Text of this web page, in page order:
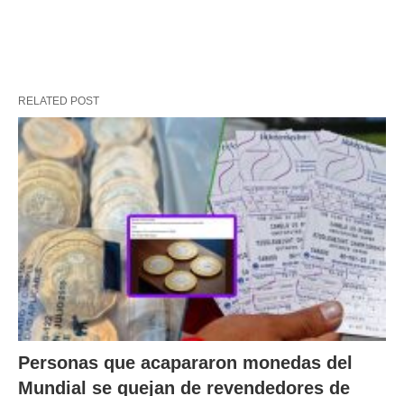
RELATED POST
Personas que acapararon monedas del
Mundial se quejan de revendedores de